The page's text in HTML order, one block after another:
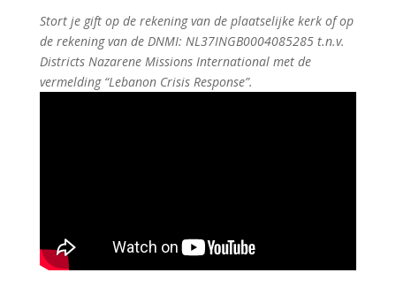
Stort je gift op de rekening van de plaatselijke kerk of op
de rekening van de DNMI: NL37INGB0004085285 t.n.v.
Districts Nazarene Missions International met de
vermelding “Lebanon Crisis Response”.